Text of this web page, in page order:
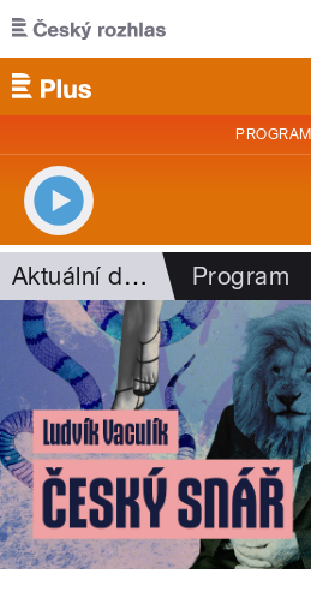
Přejít k hlavnímu obsahu
PROGRAM
Aktuální dění Program